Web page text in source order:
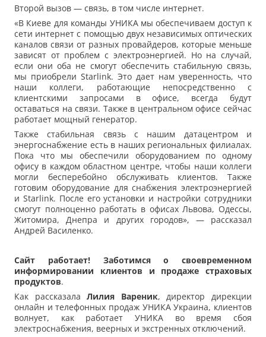
Второй вызов — связь, в том числе интернет.
«В Киеве для команды УНИКА мы обеспечиваем доступ к
сети интернет с помощью двух независимых оптических
каналов связи от разных провайдеров, которые меньше
зависят от проблем с электроэнергией. Но на случай,
если они оба не смогут обеспечить стабильную связь,
мы приобрели Starlink. Это дает нам уверенность, что
наши коллеги, работающие непосредственно с
клиентскими запросами в офисе, всегда будут
оставаться на связи. Также в центральном офисе сейчас
работает мощный генератор.
Также стабильная связь с нашим датацентром и
энергоснабжение есть в наших региональных филиалах.
Пока что мы обеспечили оборудованием по одному
офису в каждом областном центре, чтобы наши коллеги
могли бесперебойно обслуживать клиентов. Также
готовим оборудование для снабжения электроэнергией
и Starlink. После его установки и настройки сотрудники
смогут полноценно работать в офисах Львова, Одессы,
Житомира, Днепра и других городов», — рассказал
Андрей Василенко.
Сайт
работает! Заботимся о своевременном
информировании клиентов и продаже страховых
продуктов.
Как рассказалаЛилия Вареник, директор дирекции
онлайн и телефонных продаж УНИКА Украина, клиентов
волнует, как работает УНИКА во время сбоя
электроснабжения, веерных и экстренных отключений.